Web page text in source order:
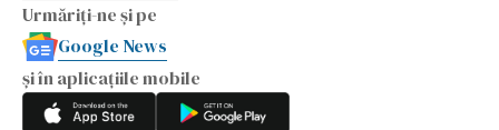
Urmăriți-ne și pe
Google News
și în aplicațiile mobile